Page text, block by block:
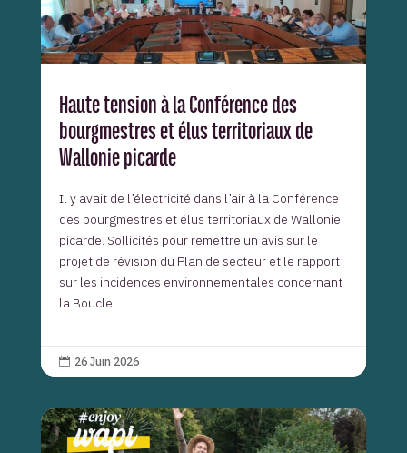
Haute tension à la Conférence des
bourgmestres et élus territoriaux de
Wallonie picarde
Il y avait de l’électricité dans l’air à la Conférence
des bourgmestres et élus territoriaux de Wallonie
picarde. Sollicités pour remettre un avis sur le
projet de révision du Plan de secteur et le rapport
sur les incidences environnementales concernant
la Boucle...
 26 Juin 2026